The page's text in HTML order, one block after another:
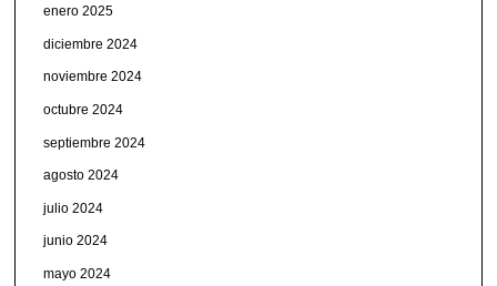
enero 2025
diciembre 2024
noviembre 2024
octubre 2024
septiembre 2024
agosto 2024
julio 2024
junio 2024
mayo 2024